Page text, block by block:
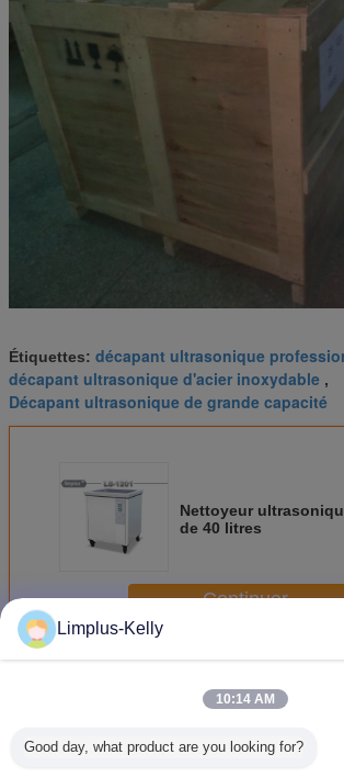
Étiquettes: décapant ultrasonique
décapant ultrasonique d'acier inoxydable ,
Décapant ultrasonique de grande capacité
Nettoyeur
de 40 litres
Continuer
PlusIndustrielle nettoyeur à ultrasons
Limplus-Kelly
10:14 AM
Good day, what product are you looking for?